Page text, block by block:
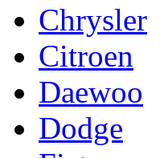
Chrysler
Citroen
Daewoo
Dodge